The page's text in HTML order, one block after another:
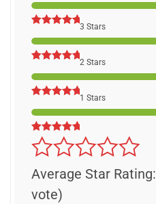
3 Stars
2 Stars
1 Stars
Average Star Rating:
vote)